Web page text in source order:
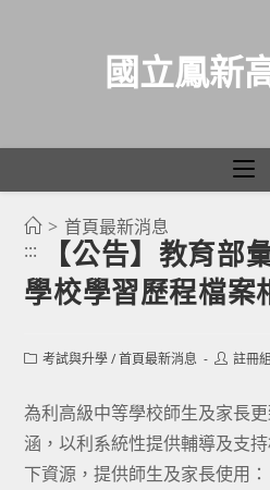
國立鳳新
> 首頁最新消息
:::
【公告】教育部
學校學習歷程檔案
Post考試與升學 / 首頁最新消息
Post註冊組
為利高級中等學校師生及家長
涵，以利系統性提供輔導及支
下資源，提供師生及家長使用：